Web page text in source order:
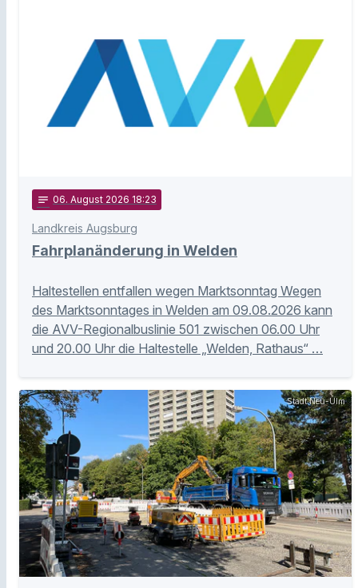
notes 06. August 2026 18:23
Landkreis Augsburg
Fahrplanänderung in Welden
Haltestellen entfallen wegen Marktsonntag Wegen
des Marktsonntages in Welden am 09.08.2026 kann
die AVV-Regionalbuslinie 501 zwischen 06.00 Uhr
und 20.00 Uhr die Haltestelle „Welden, Rathaus“ …
Stadt Neu-Ulm